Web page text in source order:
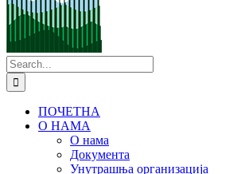
Search
for:
ПОЧЕТНА
О НАМА
О нама
Документа
Унутрашња организација